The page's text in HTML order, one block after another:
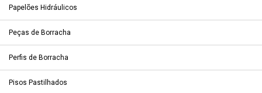
Papelões Hidráulicos
Peças de Borracha
Perfis de Borracha
Pisos Pastilhados